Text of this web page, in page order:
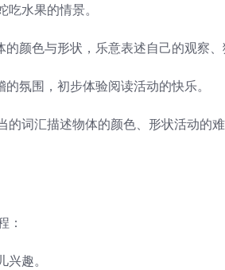
水果的情景。
颜色与形状，乐意表述自己的观察、
氛围，初步体验阅读活动的快乐。
词汇描述物体的颜色、形状活动的
：
趣。